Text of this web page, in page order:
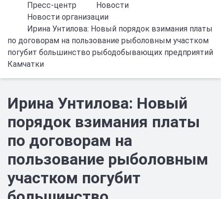
Пресс-центр
Новости
Новости организации
Ирина Унтилова: Новый порядок взимания платы
по договорам на пользование рыболовным участком
погубит большинство рыбодобывающих предприятий
Камчатки
Ирина Унтилова: Новый
порядок взимания платы
по договорам на
пользование рыболовным
участком погубит